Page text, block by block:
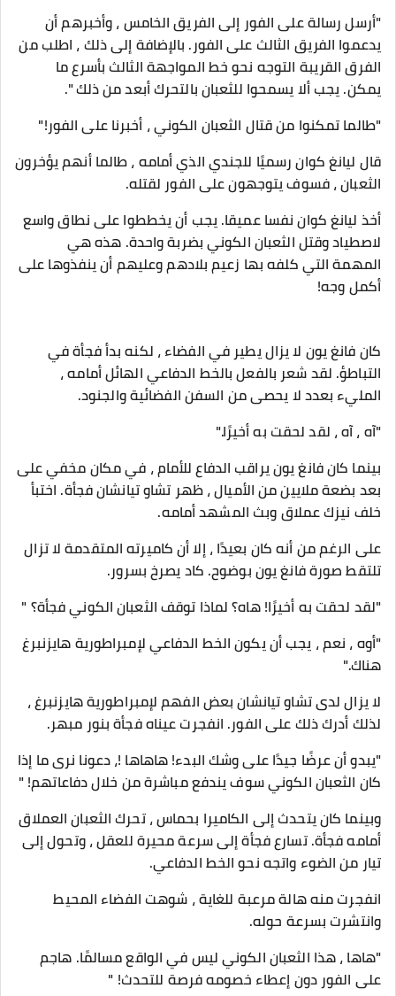
"أرسل رسالة على الفور إلى الفريق الخامس ، وأخبرهم أن
يدعموا الفريق الثالث على الفور. بالإضافة إلى ذلك ، اطلب من
الفرق القريبة التوجه نحو خط المواجهة الثالث بأسرع ما
يمكن. يجب ألا يسمحوا للثعبان بالتحرك أبعد من ذلك ".
"طالما تمكنوا من قتال الثعبان الكوني ، أخبرنا على الفور!"
قال ليانغ كوان رسميًا للجندي الذي أمامه ، طالما أنهم يؤخرون
الثعبان ، فسوف يتوجهون على الفور لقتله.
أخذ ليانغ كوان نفسا عميقا. يجب أن يخططوا على نطاق واسع
لاصطياد وقتل الثعبان الكوني بضربة واحدة. هذه هي
المهمة التي كلفه بها زعيم بلادهم وعليهم أن ينفذوها على
أكمل وجه!
كان فانغ يون لا يزال يطير في الفضاء ، لكنه بدأ فجأة في
التباطؤ. لقد شعر بالفعل بالخط الدفاعي الهائل أمامه ،
المليء بعدد لا يحصى من السفن الفضائية والجنود.
"آه ، آه ، لقد لحقت به أخيرًا."
بينما كان فانغ يون يراقب الدفاع للأمام ، في مكان مخفي على
بعد بضعة ملايين من الأميال ، ظهر تشاو تيانشان فجأة. اختبأ
خلف نيزك عملاق وبث المشهد أمامه.
على الرغم من أنه كان بعيدًا ، إلا أن كاميرته المتقدمة لا تزال
تلتقط صورة فانغ يون بوضوح. كاد يصرخ بسرور.
"لقد لحقت به أخيرًا! هاه؟ لماذا توقف الثعبان الكوني فجأة؟ "
"أوه ، نعم ، يجب أن يكون الخط الدفاعي لإمبراطورية هايزنبرغ
هناك."
لا يزال لدى تشاو تيانشان بعض الفهم لإمبراطورية هايزنبرغ ،
لذلك أدرك ذلك على الفور. انفجرت عيناه فجأة بنور مبهر.
"يبدو أن عرضًا جيدًا على وشك البدء! هاهاها !، دعونا نرى ما إذا
كان الثعبان الكوني سوف يندفع مباشرة من خلال دفاعاتهم! "
وبينما كان يتحدث إلى الكاميرا بحماس ، تحرك الثعبان العملاق
أمامه فجأة. تسارع فجأة إلى سرعة محيرة للعقل ، وتحول إلى
تيار من الضوء واتجه نحو الخط الدفاعي.
انفجرت منه هالة مرعبة للغاية ، شوهت الفضاء المحيط
وانتشرت بسرعة حوله.
"هاها ، هذا الثعبان الكوني ليس في الواقع مسالمًا. هاجم
على الفور دون إعطاء خصومه فرصة للتحدث! "